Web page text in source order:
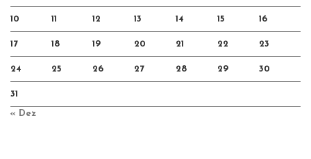
10 11 12 13 14 15 16
17 18 19 20 21 22 23
24 25 26 27 28 29 30
31
« Dez